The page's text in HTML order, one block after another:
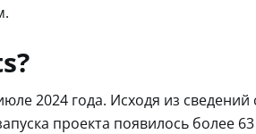
2024 года. Исходя из
проекта появилось более